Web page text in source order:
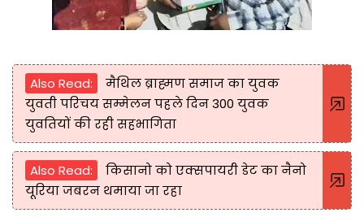
Also Read:
मैथिल ब्राह्मण समाज का युवक
युवती परिचय सम्मेलन पहले दिन 300 युवक
युवतियों की रही सहभागिता
Also Read:
किसानो को एक्सपायरी डेट का नैनो
यूरिया जबरन थमाया जा रहा